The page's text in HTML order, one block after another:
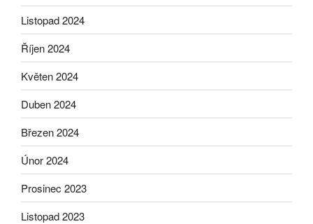
Listopad 2024
Říjen 2024
Květen 2024
Duben 2024
Březen 2024
Únor 2024
Prosinec 2023
Listopad 2023